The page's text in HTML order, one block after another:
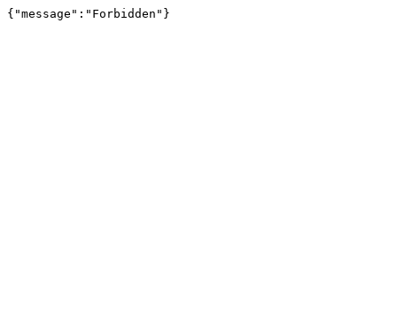
{"message":"Forbidden"}